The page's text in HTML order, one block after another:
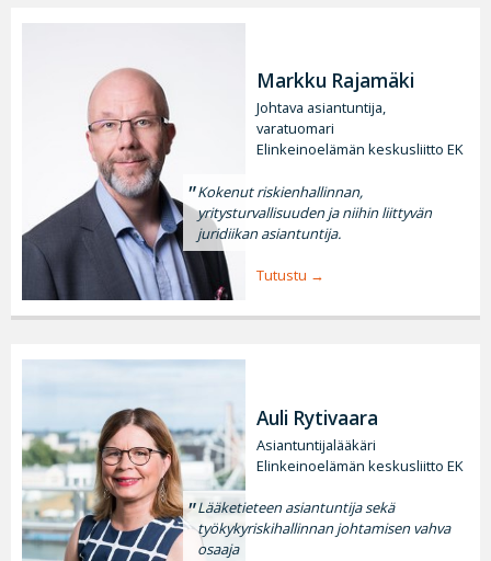
Markku Rajamäki
Johtava asiantuntija,
varatuomari
Elinkeinoelämän keskusliitto EK
Kokenut riskienhallinnan,
yritysturvallisuuden ja niihin liittyvän
juridiikan asiantuntija.
Tutustu
Auli Rytivaara
Asiantuntijalääkäri
Elinkeinoelämän keskusliitto EK
Lääketieteen asiantuntija sekä
työkykyriskihallinnan johtamisen vahva
osaaja